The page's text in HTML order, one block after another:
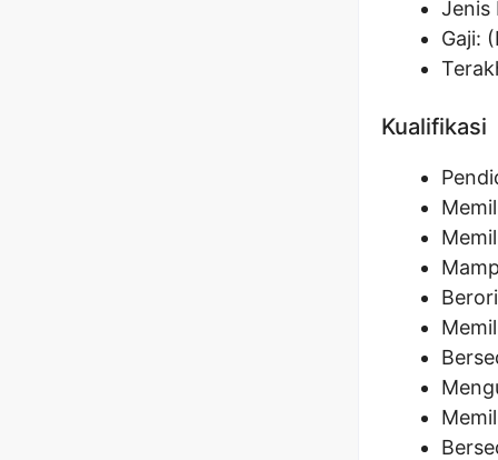
Jenis
Gaji:
Kualifikasi